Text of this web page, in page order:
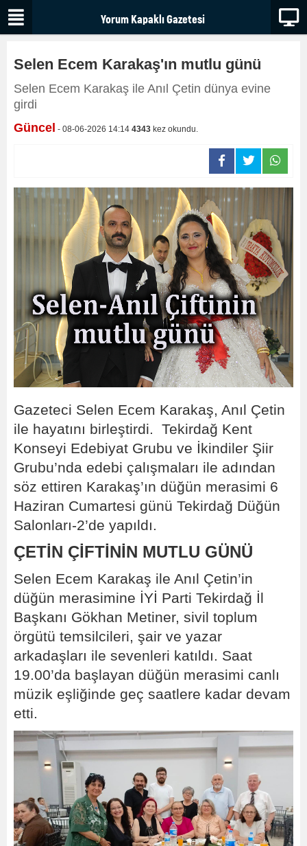
Selen Ecem Karakaş'ın mutlu günü
Selen Ecem Karakaş ile Anıl Çetin dünya evine
girdi
Güncel - 08-06-2026 14:14 4343 kez okundu.
Gazeteci Selen Ecem Karakaş, Anıl Çetin
ile hayatını birleştirdi. Tekirdağ Kent
Konseyi Edebiyat Grubu ve İkindiler Şiir
Grubu’nda edebi çalışmaları ile adından
söz ettiren Karakaş’ın düğün merasimi 6
Haziran Cumartesi günü Tekirdağ Düğün
Salonları-2’de yapıldı.
ÇETİN ÇİFTİNİN MUTLU GÜNÜ
Selen Ecem Karakaş ile Anıl Çetin’in
düğün merasimine İYİ Parti Tekirdağ İl
Başkanı Gökhan Metiner, sivil toplum
örgütü temsilcileri, şair ve yazar
arkadaşları ile sevenleri katıldı. Saat
19.00’da başlayan düğün merasimi canlı
müzik eşliğinde geç saatlere kadar devam
etti.